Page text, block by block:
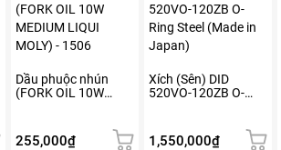
Dầu phuộc nhún
(FORK OIL 10W
255,000₫
Xích (Sên) DID
520VO-120ZB O-
1,550,000₫